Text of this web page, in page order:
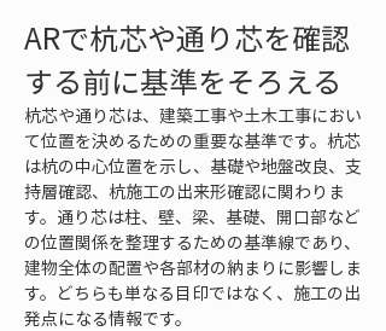
ARで杭芯や通り芯を確認
する前に基準をそろえる
杭芯や通り芯は、建築工事や土木工事におい
て位置を決めるための重要な基準です。杭芯
は杭の中心位置を示し、基礎や地盤改良、支
持層確認、杭施工の出来形確認に関わりま
す。通り芯は柱、壁、梁、基礎、開口部など
の位置関係を整理するための基準線であり、
建物全体の配置や各部材の納まりに影響しま
す。どちらも単なる目印ではなく、施工の出
発点になる情報です。